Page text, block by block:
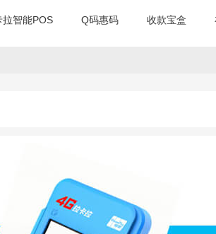
拉智能POS Q码惠码 收款宝盒